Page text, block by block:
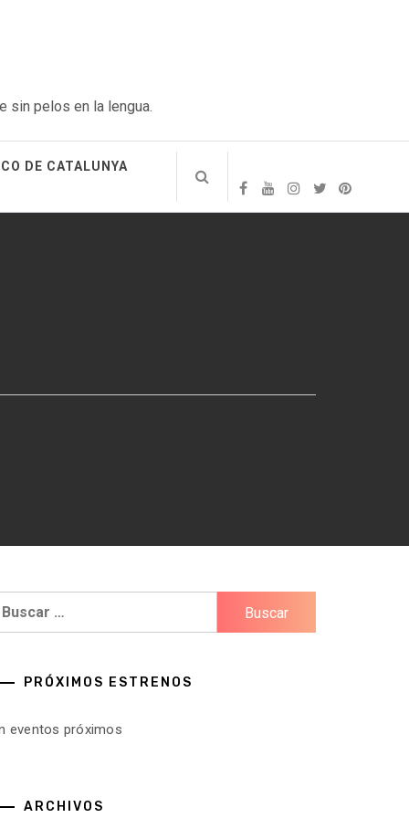
sin pelos en la lengua.
DE CATALUNYA
PRÓXIMOS ESTRENOS
eventos próximos
ARCHIVOS